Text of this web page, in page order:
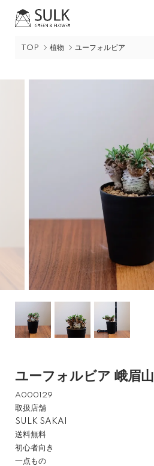
TOP 植物 ユーフォルビア
ユーフォルビア 峨眉山
A000129
取扱店舗
SULK SAKAI
送料無料
初心者向き
一点もの